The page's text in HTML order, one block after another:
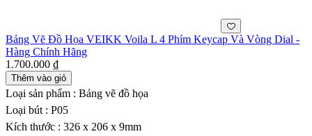
Bảng Vẽ Đồ Họa VEIKK Voila L 4 Phím Keycap Và Vòng Dial -
Hàng Chính Hãng
1.700.000 ₫
Thêm vào giỏ
Loại sản phẩm : Bảng vẽ đồ họa
Loại bút : P05
Kích thước : 326 x 206 x 9mm